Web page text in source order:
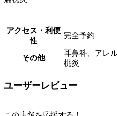
アクセス・利便
性
完全予約
その他
耳鼻科、アレ
桃炎
ユーザーレビュー